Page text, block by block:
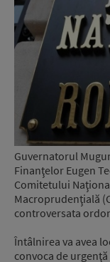
Guvernatorul
Finanţelor Eugen
Comitetului
Macroprudenţială
controversata
Întâlnirea va avea
convoca de